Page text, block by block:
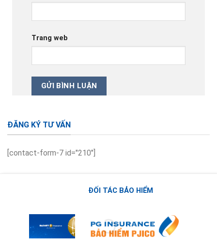
Trang web
ĐĂNG KÝ TƯ VẤN
[contact-form-7 id="210"]
ĐỐI TÁC BẢO HIỂM